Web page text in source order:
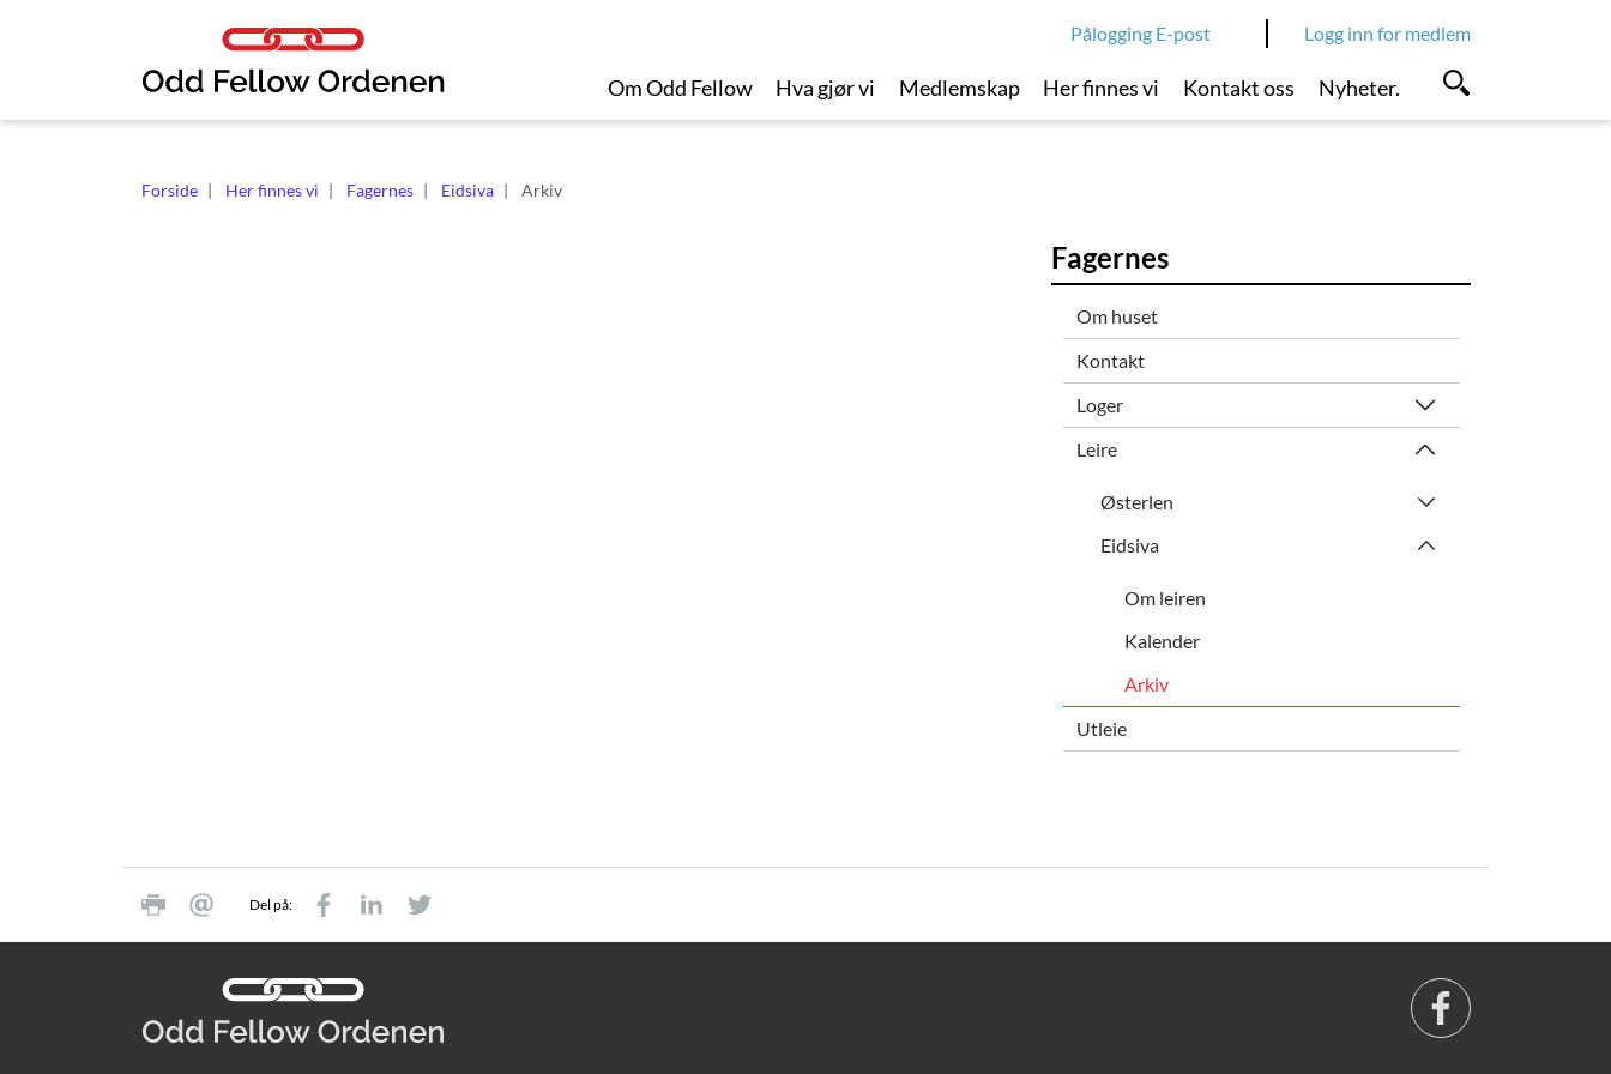
Logg inn for medlem
Pålogging E-post
Om Odd Fellow Hva gjør vi Medlemskap Her finnes vi Kontakt oss Nyheter.
Forside Her finnes vi Fagernes Eidsiva Arkiv
Fagernes
Om huset
Kontakt
Loger
Leire
Østerlen
Eidsiva
Om leiren
Kalender
Arkiv
Utleie
Del på: